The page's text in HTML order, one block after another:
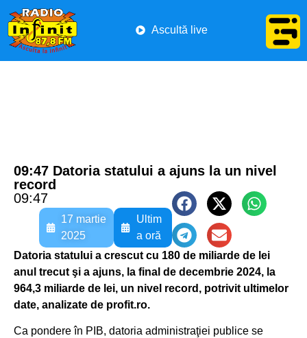
Ascultă live
09:47 Datoria statului a ajuns la un nivel
record
09:47
17 martie
2025
Ultim
a oră
Datoria statului a crescut cu 180 de miliarde de lei
anul trecut şi a ajuns, la final de decembrie 2024, la
964,3 miliarde de lei, un nivel record, potrivit ultimelor
date, analizate de profit.ro.
Ca pondere în PIB, datoria administraţiei publice se